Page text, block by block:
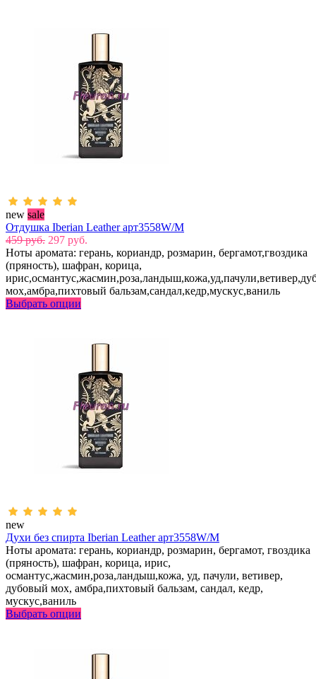
new sale
Отдушка Iberian Leather арт3558W/M
459 руб. 297 руб.
Ноты аромата: герань, кориандр, розмарин, бергамот,гвоздика
(пряность), шафран, корица,
мох,амбра,пихтовый бальзам,сандал,кедр,мускус,ваниль
Выбрать опции
new
Духи без спирта Iberian Leather арт3558W/M
Ноты аромата: герань, кориандр, розмарин, бергамот, гвоздика
(пряность), шафран, корица, ирис,
османтус,жасмин,роза,ландыш,кожа, уд, пачули, ветивер,
дубовый мох, амбра,пихтовый бальзам, сандал, кедр,
мускус,ваниль
Выбрать опции